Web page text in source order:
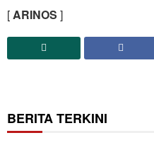
[ARINOS ]
BERITA TERKINI